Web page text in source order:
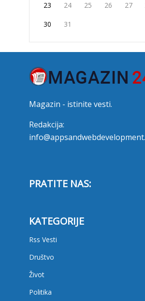
23 24 25 26 27
30 31
Magazin - istinite vesti.
Redakcija:
PRATITE NAS:
KATEGORIJE
Rss Vesti
Društvo
Život
Politika